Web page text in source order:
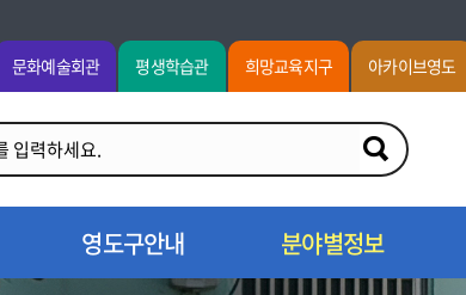
문화예술회관 평생학습관 희망교육지구 아카이브영도
영도구안내 분야별정보